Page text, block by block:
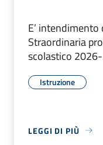
E’
Straordinaria
scolastico
Istruzione
LEGGI DI PIÙ